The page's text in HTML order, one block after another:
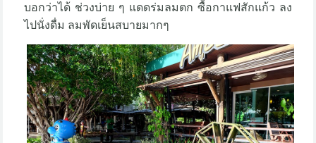
บอกว่าได้ ช่วงบ่าย ๆ แดดร่มลมตก ซื้อกาแฟสักแก้ว ลง
ไปนั่งดื่ม ลมพัดเย็นสบายมากๆ